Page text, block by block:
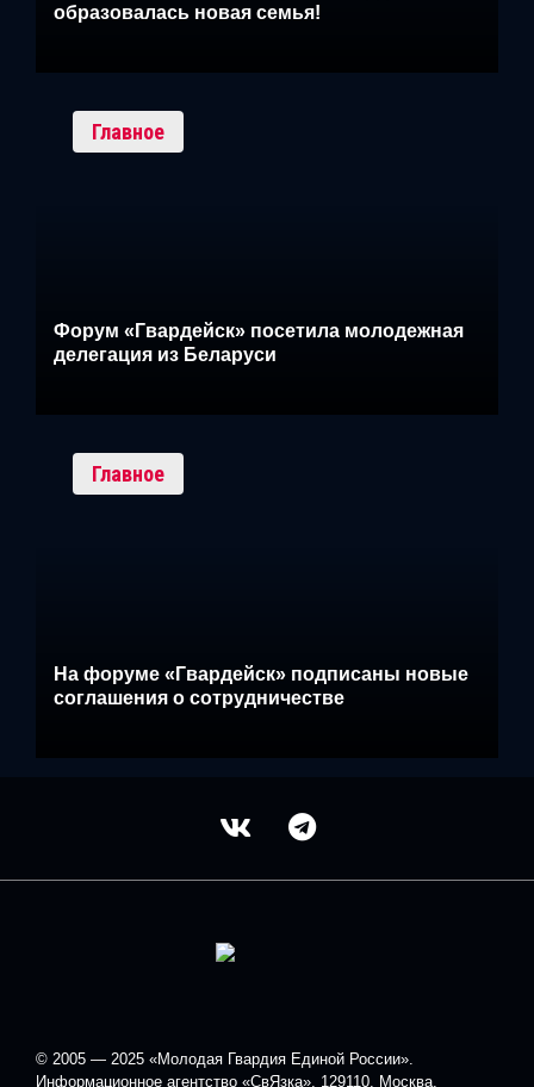
образовалась новая семья!
Главное
Форум «Гвардейск» посетила молодежная
делегация из Беларуси
Главное
На форуме «Гвардейск» подписаны новые
соглашения о сотрудничестве
© 2005 — 2025 «Молодая Гвардия Единой России».
Информационное агентство «СвЯзка», 129110, Москва,